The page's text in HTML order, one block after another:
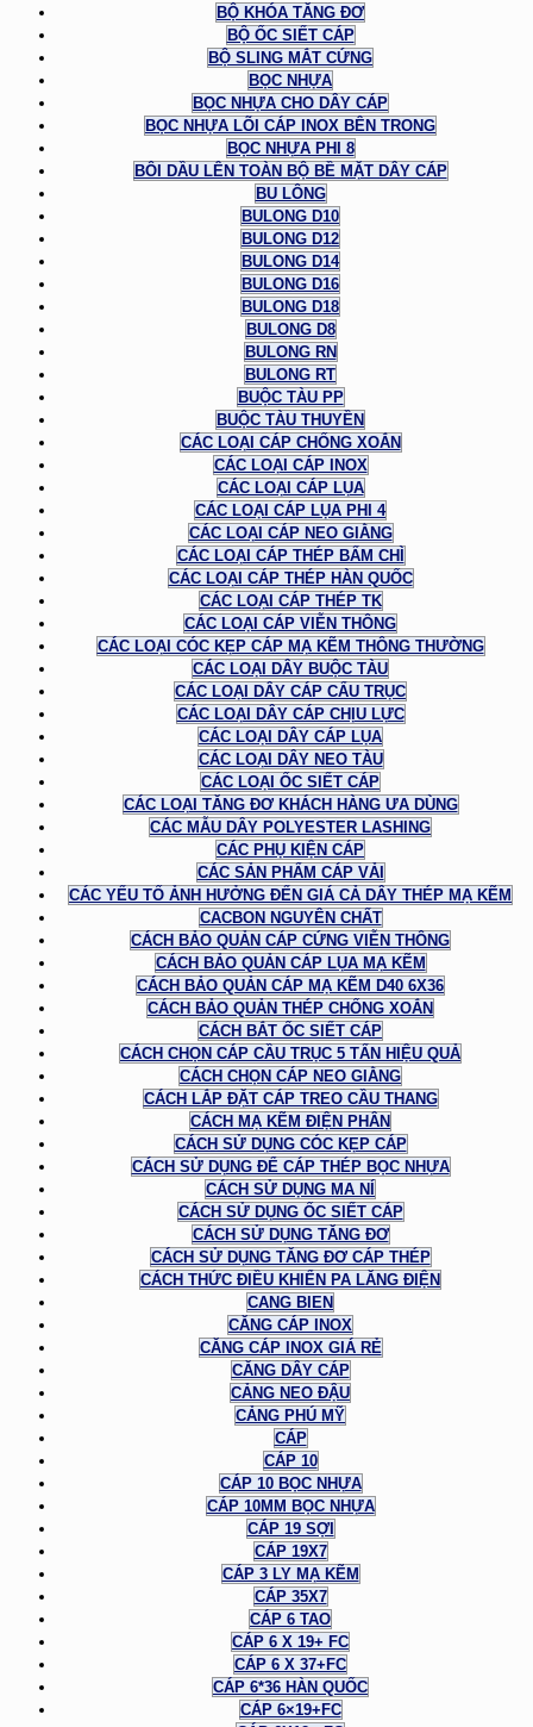
BỘ KHÓA TĂNG ĐƠ
BỘ ỐC SIẾT CÁP
BỘ SLING MẮT CỨNG
BỌC NHỰA
BỌC NHỰA CHO DÂY CÁP
BỌC NHỰA LÕI CÁP INOX BÊN TRONG
BỌC NHỰA PHI 8
BÔI DẦU LÊN TOÀN BỘ BỀ MẶT DÂY CÁP
BU LÔNG
BULONG D10
BULONG D12
BULONG D14
BULONG D16
BULONG D18
BULONG D8
BULONG RN
BULONG RT
BUỘC TÀU PP
BUỘC TÀU THUYỀN
CÁC LOẠI CÁP CHỐNG XOẮN
CÁC LOẠI CÁP INOX
CÁC LOẠI CÁP LỤA
CÁC LOẠI CÁP LỤA PHI 4
CÁC LOẠI CÁP NEO GIẰNG
CÁC LOẠI CÁP THÉP BẤM CHÌ
CÁC LOẠI CÁP THÉP HÀN QUỐC
CÁC LOẠI CÁP THÉP TK
CÁC LOẠI CÁP VIỄN THÔNG
CÁC LOẠI CÓC KẸP CÁP MẠ KẼM THÔNG THƯỜNG
CÁC LOẠI DÂY BUỘC TÀU
CÁC LOẠI DÂY CÁP CẨU TRỤC
CÁC LOẠI DÂY CÁP CHỊU LỰC
CÁC LOẠI DÂY CÁP LỤA
CÁC LOẠI DÂY NEO TÀU
CÁC LOẠI ỐC SIẾT CÁP
CÁC LOẠI TĂNG ĐƠ KHÁCH HÀNG ƯA DÙNG
CÁC MẪU DÂY POLYESTER LASHING
CÁC PHỤ KIỆN CÁP
CÁC SẢN PHẨM CÁP VẢI
CÁC YẾU TỐ ẢNH HƯỞNG ĐẾN GIÁ CẢ DÂY THÉP MẠ KẼM
CACBON NGUYÊN CHẤT
CÁCH BẢO QUẢN CÁP CỨNG VIỄN THÔNG
CÁCH BẢO QUẢN CÁP LỤA MẠ KẼM
CÁCH BẢO QUẢN CÁP MẠ KẼM D40 6X36
CÁCH BẢO QUẢN THÉP CHỐNG XOẮN
CÁCH BẮT ỐC SIẾT CÁP
CÁCH CHỌN CÁP CẦU TRỤC 5 TẤN HIỆU QUẢ
CÁCH CHỌN CÁP NEO GIẰNG
CÁCH LẮP ĐẶT CÁP TREO CẦU THANG
CÁCH MẠ KẼM ĐIỆN PHÂN
CÁCH SỬ DỤNG CÓC KẸP CÁP
CÁCH SỬ DỤNG ĐỂ CÁP THÉP BỌC NHỰA
CÁCH SỬ DỤNG MA NÍ
CÁCH SỬ DỤNG ỐC SIẾT CÁP
CÁCH SỬ DỤNG TĂNG ĐƠ
CÁCH SỬ DỤNG TĂNG ĐƠ CÁP THÉP
CÁCH THỨC ĐIỀU KHIỂN PA LĂNG ĐIỆN
CANG BIEN
CĂNG CÁP INOX
CĂNG CÁP INOX GIÁ RẺ
CĂNG DÂY CÁP
CẢNG NEO ĐẬU
CẢNG PHÚ MỸ
CÁP
CÁP 10
CÁP 10 BỌC NHỰA
CÁP 10MM BỌC NHỰA
CÁP 19 SỢI
CÁP 19X7
CÁP 3 LY MẠ KẼM
CÁP 35X7
CÁP 6 TAO
CÁP 6 X 19+ FC
CÁP 6 X 37+FC
CÁP 6*36 HÀN QUỐC
CÁP 6×19+FC